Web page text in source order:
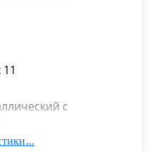
с
аккумулятор